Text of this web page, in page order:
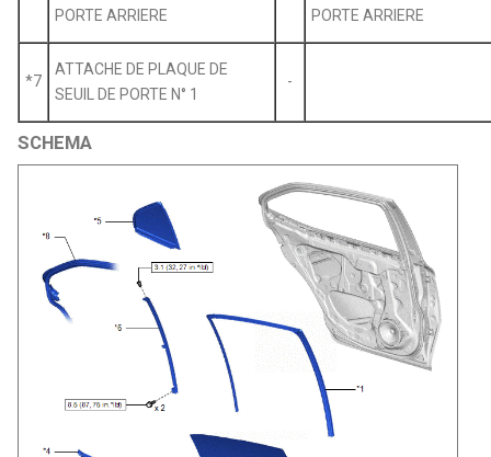
PORTE ARRIERE
PORTE ARRIERE
*7
ATTACHE DE PLAQUE DE
SEUIL DE PORTE N° 1
-
SCHEMA